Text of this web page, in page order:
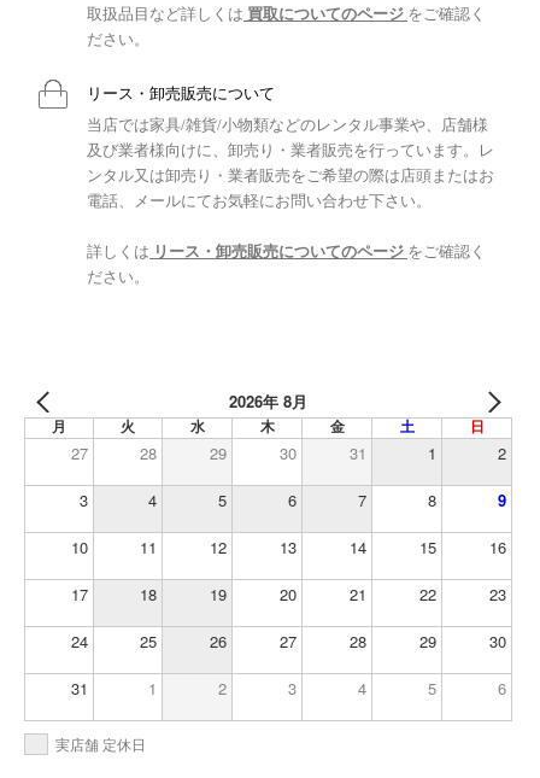
取扱品目など詳しくは 買取についてのページ をご確認く
ださい。
リース・卸売販売について
当店では家具/雑貨/小物類などのレンタル事業や、店舗様
及び業者様向けに、卸売り・業者販売を行っています。レ
ンタル又は卸売り・業者販売をご希望の際は店頭またはお
電話、メールにてお気軽にお問い合わせ下さい。
詳しくは リース・卸売販売についてのページ をご確認く
ださい。
2026年 8月
月 火 水 木 金 土 日
27 28 29 30 31 1 2
3 4 5 6 7 8 9
10 11 12 13 14 15 16
17 18 19 20 21 22 23
24 25 26 27 28 29 30
31 1 2 3 4 5 6
実店舗 定休日